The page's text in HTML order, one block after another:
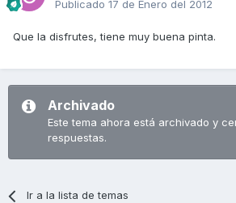
Publicado 17 de Enero del 2012
Que la disfrutes, tiene muy buena pinta.
Archivado
Este tema ahora está archivado y
respuestas.
Ir a la lista de temas